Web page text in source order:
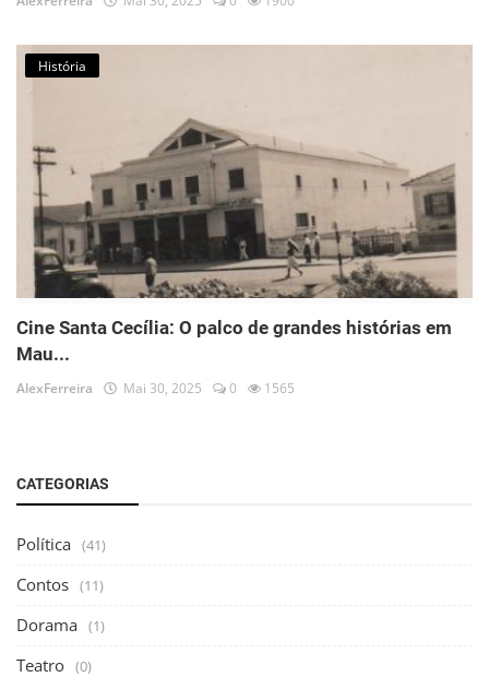
História
Cine Santa Cecília: O palco de grandes histórias em
Mau...
AlexFerreira Mai 30, 2025 0 1565
CATEGORIAS
Política (41)
Contos (11)
Dorama (1)
Teatro (0)